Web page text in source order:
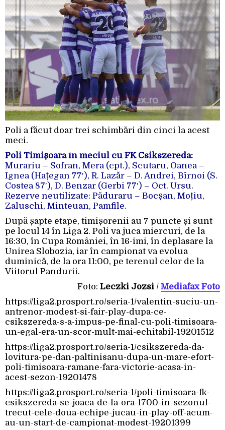
Poli a făcut doar trei schimbări din cinci la acest
meci.
Poli Timișoara în meciul cu FK Csikszereda:
Murariu – Sofran, Mera (cpt.), Scutaru, Oanea –
Ignea (Hațegan 77′), R. Lazăr – D. Andrei, Bîrnoi (S.
Costea 87′), D. Benzar (Gerbi 77′) – Oct. Ursu.
Rezerve neutilizate: Păduraru – Bocșan, Moțiu,
Zaluschi, Minteuan, Pamfile.
După șapte etape, timișorenii au 7 puncte și sunt
pe locul 14 în Liga 2. Poli va juca miercuri, de la
16:30, în Cupa României, în 16-imi, în deplasare la
Unirea Slobozia, iar în campionat va evolua
duminică, de la ora 11:00, pe terenul celor de la
Viitorul Pandurii.
Foto: Leczki Jozsi / Mediafax Foto
https://liga2.prosport.ro/seria-1/valentin-suciu-un-
antrenor-modest-si-fair-play-dupa-ce-
csikszereda-s-a-impus-pe-final-cu-poli-timisoara-
un-egal-era-un-scor-mult-mai-echitabil-19201512
https://liga2.prosport.ro/seria-1/csikszereda-da-
lovitura-pe-dan-paltinisanu-dupa-un-mare-efort-
poli-timisoara-ramane-fara-victorie-acasa-in-
acest-sezon-19201478
https://liga2.prosport.ro/seria-1/poli-timisoara-fk-
csikszereda-se-joaca-de-la-ora-1700-in-sezonul-
trecut-cele-doua-echipe-jucau-in-play-off-acum-
au-un-start-de-campionat-modest-19201399